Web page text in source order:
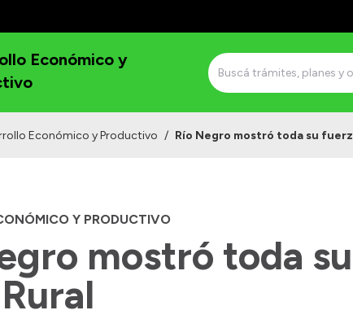
Económico y
Económico y Productivo / Río Negro mostró toda su
Y PRODUCTIVO
mostró toda